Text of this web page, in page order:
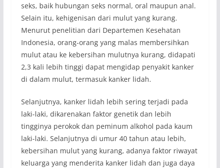
seks, baik hubungan seks normal, oral maupun anal.
Selain itu, kehigenisan dari mulut yang kurang.
Menurut penelitian dari Departemen Kesehatan
Indonesia, orang-orang yang malas membersihkan
mulut atau ke kebersihan mulutnya kurang, didapati
2,3 kali lebih tinggi dapat mengidap penyakit kanker
di dalam mulut, termasuk kanker lidah.
Selanjutnya, kanker lidah lebih sering terjadi pada
laki-laki, dikarenakan faktor genetik dan lebih
tingginya perokok dan peminum alkohol pada kaum
laki-laki. Selanjutnya di umur 40 tahun atau lebih,
kebersihan mulut yang kurang, adanya faktor riwayat
keluarga yang menderita kanker lidah dan juga daya